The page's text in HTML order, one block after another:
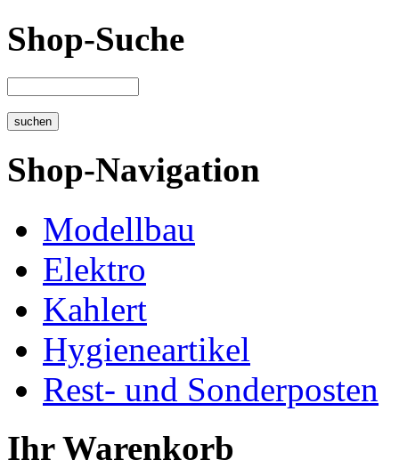
Shop-Suche
Shop-Navigation
Modellbau
Elektro
Kahlert
Hygieneartikel
Rest- und Sonderposten
Ihr Warenkorb